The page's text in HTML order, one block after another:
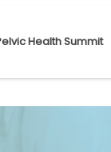
Health Summit